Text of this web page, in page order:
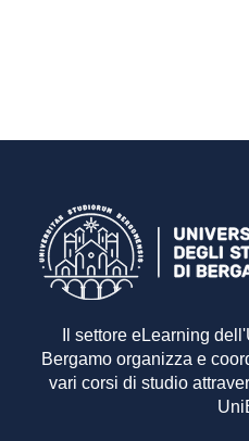
Il settore eLearning
Bergamo organizza e
vari corsi di studio